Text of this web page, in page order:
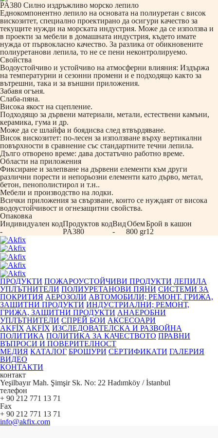
PA380 Силно издръжливо морско лепило
Еднокомпонентно лепило на основата на полиуретан с висок
вискозитет, специално проектирано да осигури качество за
текущите нужди на морската индустрия. Може да се използва и
в проекти за мебели в домашната индустрия, където имате
нужда от първокласно качество. За разлика от обикновените
полиуретанови лепила, то не се пени неконтролируемо.
Свойства
Водоустойчиво и устойчиво на атмосферни влияния: Издържа
на температурни и сезонни промени и е подходящо както за
вътрешни, така и за външни приложения.
Забавя огъня.
Слаба-пяна.
Висока якост на сцепление.
Подходящо за дървени материали, метали, естествени камъни,
керамика, гума и др.
Може да се шлайфа и боядисва след втвърдяване.
Висок вискозитет: по-лесен за използване върху вертикални
повърхности в сравнение със стандартните течни лепила.
Дълго отворено време: дава достатъчно работно време.
Области на приложения
Фиксиране и залепване на дървени елементи към други
различни порести и непорьозни елементи като дърво, метал,
бетон, пенополистирол и т.н..
Мебели и производство на лодки.
Всички приложения за свързване, които се нуждаят от висока
водоустойчивост и огнезащитни свойства.
Опаковка
Индивидуален кодПродуктов кодВидОбемБрой в кашон
-
PA380 - 800 gr12
ПРОДУКТИ ПОЖАРОУСТОЙЧИВИ ПРОДУКТИ ЛЕПИЛА
УПЛЪТНИТЕЛИ ПОЛИУРЕТАНОВИ ПЯНИ СИСТЕМИ ЗА
ПОКРИТИЯ АЕРОЗОЛИ АВТОМОБИЛИ; РЕМОНТ, ГРИЖА,
ЗАЩИТНИ ПРОДУКТИ ИНДУСТРИАЛНИ; РЕМОНТ,
ГРИЖА, ЗАЩИТНИ ПРОДУКТИ АНАЕРОБНИ
УПЛЪТНИТЕЛИ СПРЕЙ БОИ АКСЕСОАРИ
AKFİX AKFİX ИЗСЛЕДОВАТЕЛСКА И РАЗВОЙНА
ПОЛИТИКА ПОЛИТИКА ЗА КАЧЕСТВОТО ПРАВНИ
ВЪПРОСИ И ПОВЕРИТЕЛНОСТ
МЕДИЯ КАТАЛОГ БРОШУРИ СЕРТИФИКАТИ ГАЛЕРИЯ
ВИДЕО
КОНТАКТИ
контакт
Yeşilbayır Mah. Şimşir Sk. No: 22 Hadımköy / İstanbul
телефон
+ 90 212 771 13 71
Fax
+ 90 212 771 13 71
info@akfix.com